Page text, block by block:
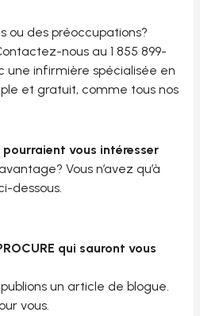
ou des préoccupations?
nous au 1 855 899-
une infirmière spécialisée en
et gratuit, comme tous nos
vous intéresser
Vous n’avez qu’à
dessous.
qui sauront vous
un article de blogue.
vous.